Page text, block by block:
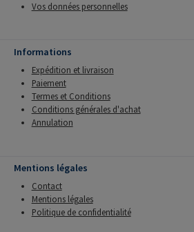
Vos données personnelles
Informations
Expédition et livraison
Paiement
Termes et Conditions
Conditions générales d'achat
Annulation
Mentions légales
Contact
Mentions légales
Politique de confidentialité